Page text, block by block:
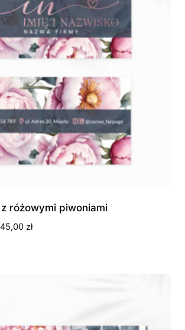
różowymi piwoniami
złZakres